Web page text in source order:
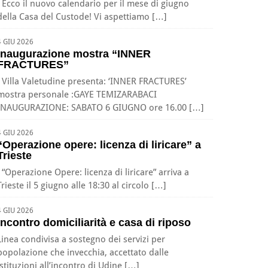
il nuovo calendario per il mese di giugno
Casa del Custode! Vi aspettiamo […]
GIU 2026
mostra “INNER
Valetudine presenta: ‘INNER FRACTURES’
personale :GAYE TEMIZARABACI
SABATO 6 GIUGNO ore 16.00 […]
GIU 2026
opere: licenza di liricare” a
Opere: licenza di liricare” arriva a
il 5 giugno alle 18:30 al circolo […]
GIU 2026
domiciliarità e casa di riposo
condivisa a sostegno dei servizi per
che invecchia, accettato dalle
all’incontro di Udine […]